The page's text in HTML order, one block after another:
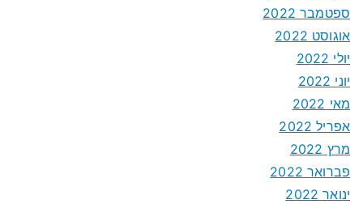
ספטמבר 2022
אוגוסט 2022
יולי 2022
יוני 2022
מאי 2022
אפריל 2022
מרץ 2022
פברואר 2022
ינואר 2022